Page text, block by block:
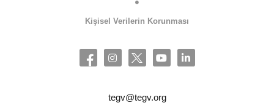
Kişisel Verilerin Korunması
tegv@tegv.org